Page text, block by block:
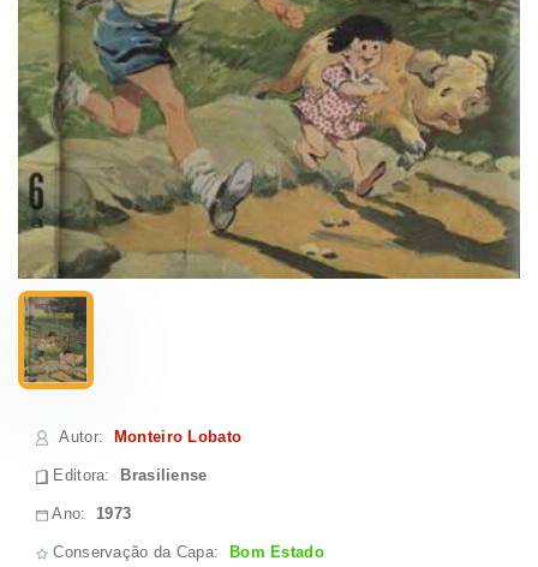
Autor: Monteiro Lobato
Editora: Brasiliense
Ano:1973
Conservação da Capa: Bom Estado